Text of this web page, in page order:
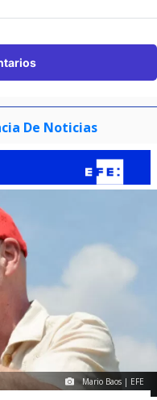
De Noticias
Mario Baos | EFE